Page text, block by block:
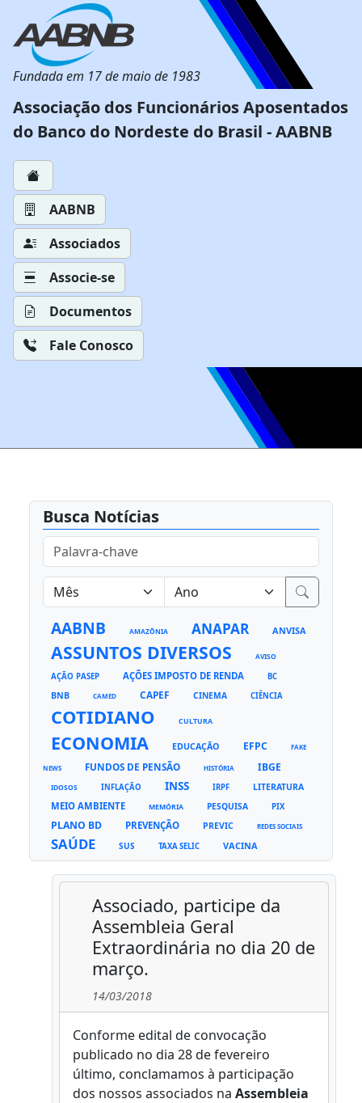
Fundada em 17 de maio de 1983
Associação dos Funcionários Aposentados
do Banco do Nordeste do Brasil - AABNB
AABNB
Associados
Associe-se
Documentos
Fale Conosco
Busca Notícias
AABNB AMAZÔNIA ANAPAR ANVISA
ASSUNTOS DIVERSOS AVISO
AÇÃO PASEP AÇÕES IMPOSTO DE RENDA BC
BNB CAMED CAPEF CINEMA CIÊNCIA
COTIDIANO CULTURA
ECONOMIA EDUCAÇÃO EFPC FAKE
NEWS FUNDOS DE PENSÃO HISTÓRIA IBGE
IDOSOS INFLAÇÃO INSS IRPF LITERATURA
MEIO AMBIENTE MEMÓRIA PESQUISA PIX
PLANO BD PREVENÇÃO PREVIC REDES SOCIAIS
SAÚDE SUS TAXA SELIC VACINA
Associado, participe da
Assembleia Geral
Extraordinária no dia 20 de
março.
14/03/2018
Conforme edital de convocação
publicado no dia 28 de fevereiro
último, conclamamos à participação
dos nossos associados na Assembleia